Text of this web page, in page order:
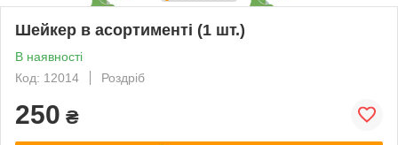
Шейкер в асортименті (1 шт.)
В наявності
Код: 12014
Роздріб
250 ₴